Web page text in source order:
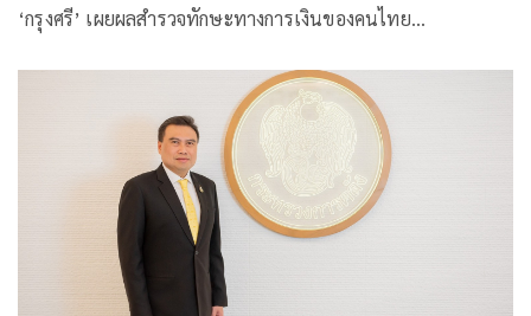
‘กรุงศรี’ เผยผลสำรวจทักษะทางการเงินของคนไทย…